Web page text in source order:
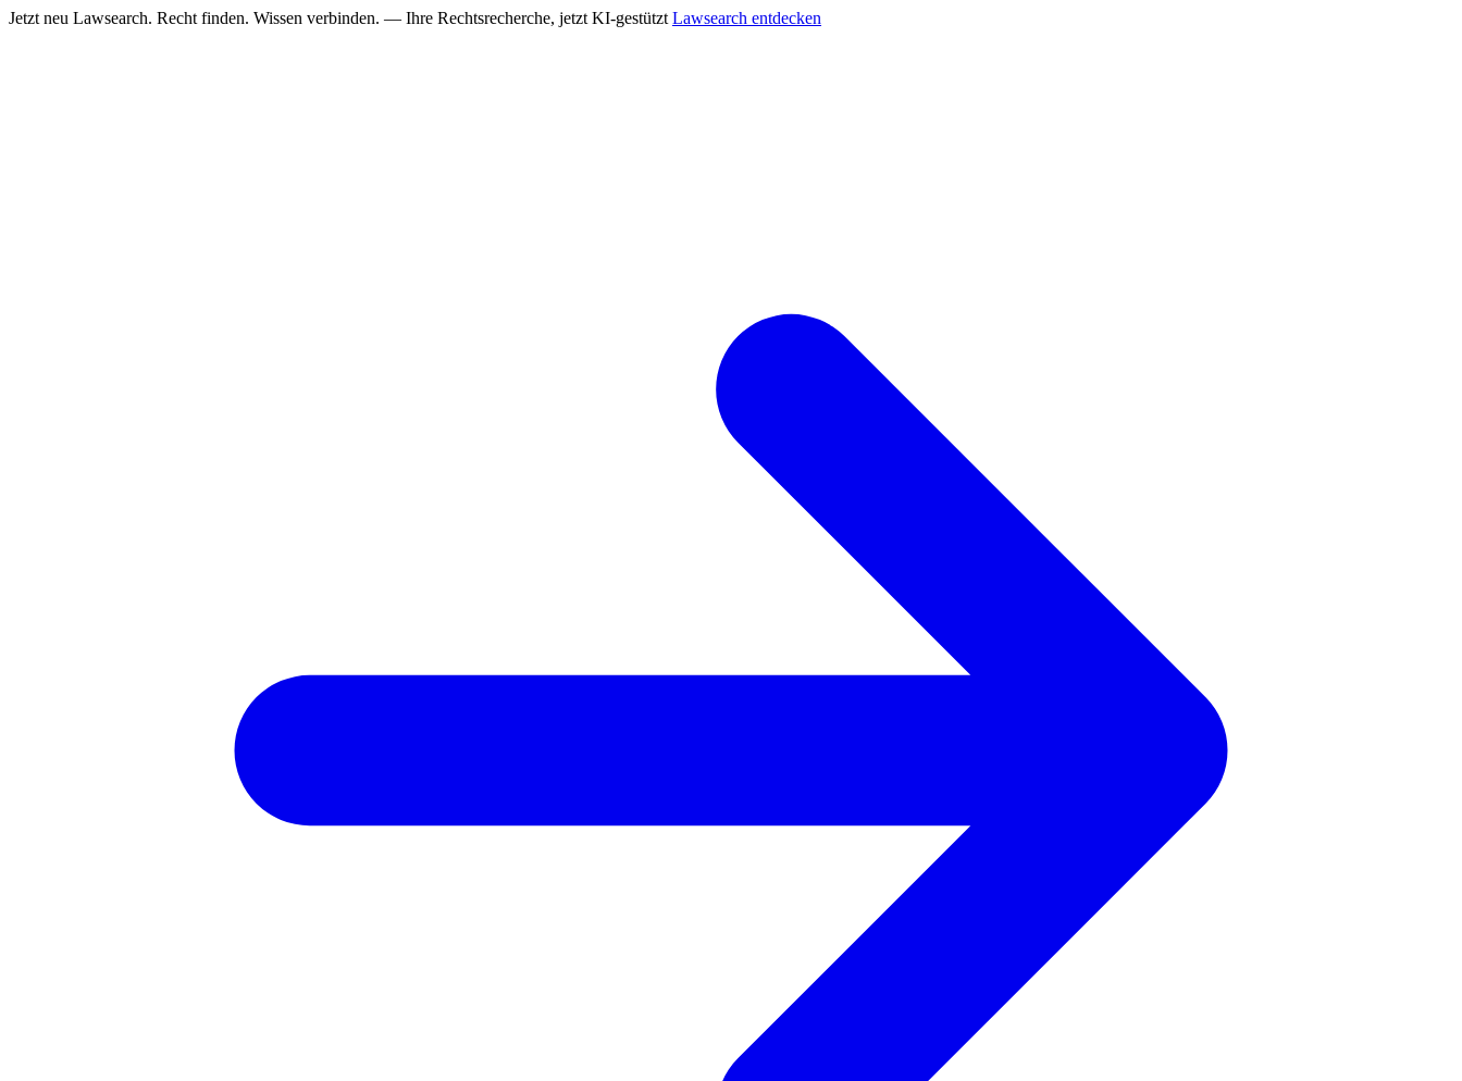
Jetzt neu Lawsearch. Recht finden. Wissen verbinden. — Ihre Rechtsrecherche, jetzt KI-gestützt Lawsearch entdecken